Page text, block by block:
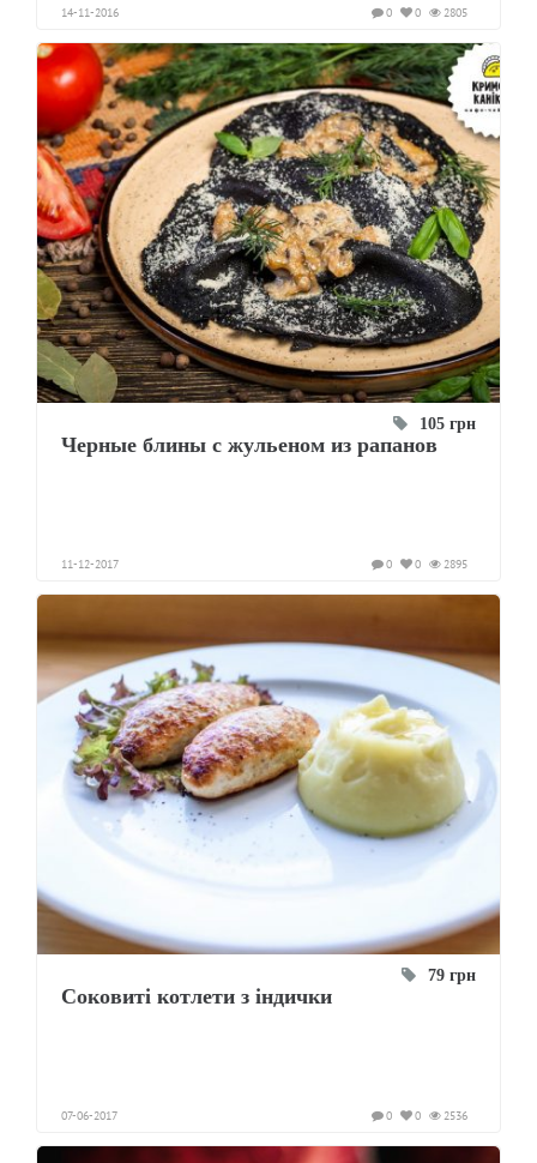
14-11-2016 2805
0
0
105 грн
Черные блины с жульеном из рапанов
11-12-2017 2895
0
0
79 грн
Соковиті котлети з індички
07-06-2017 2536
0
0